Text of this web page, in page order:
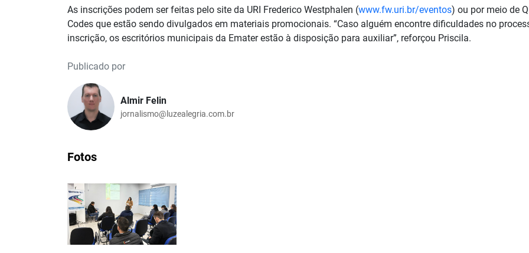
As inscrições podem ser feitas pelo site da URI Frederico Westphalen (www.fw.uri.br/eventos) ou por meio de
Codes que estão sendo divulgados em materiais promocionais. “Caso alguém encontre dificuldades no
inscrição, os escritórios municipais da Emater estão à disposição para auxiliar”, reforçou Priscila.
Publicado por
Almir Felin
jornalismo@luzealegria.com.br
Fotos